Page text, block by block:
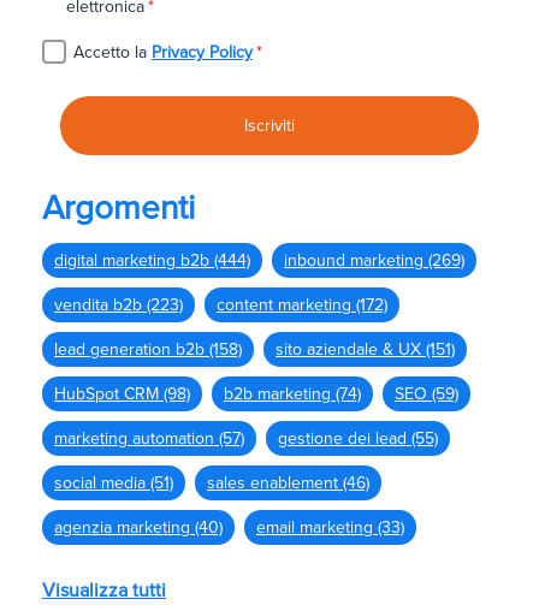
elettronica*
Accetto la Privacy Policy *
Argomenti
digital marketing b2b (444) inbound marketing (269)
vendita b2b (223) content marketing (172)
lead generation b2b (158) sito aziendale & UX (151)
HubSpot CRM (98) b2b marketing (74) SEO (59)
marketing automation (57) gestione dei lead (55)
social media (51) sales enablement (46)
agenzia marketing (40) email marketing (33)
Visualizza tutti